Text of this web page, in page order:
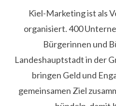
Kiel-Marketing ist als
organisiert. 400
Bürgerinnen und
Landeshauptstadt in der
bringen Geld und
gemeinsamen Ziel